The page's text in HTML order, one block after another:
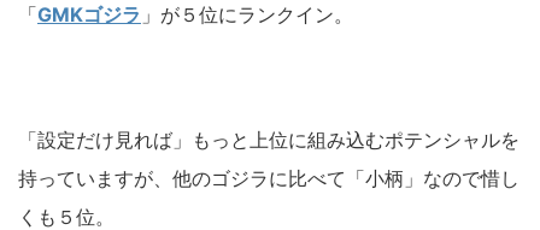
「GMKゴジラ 」が５位にランクイン。
「設定だけ見れば」もっと上位に組み込むポテンシャルを
持っていますが、他のゴジラに比べて「小柄」なので惜し
くも５位。